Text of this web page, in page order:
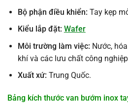
Bộ phận điều khiển: Tay kẹp
Kiểu lắp đặt: Wafer
Môi trường làm việc: Nước,
khí và các lưu chất công nghiệp
Xuất xứ: Trung Quốc.
Bảng kích thước van bướm inox